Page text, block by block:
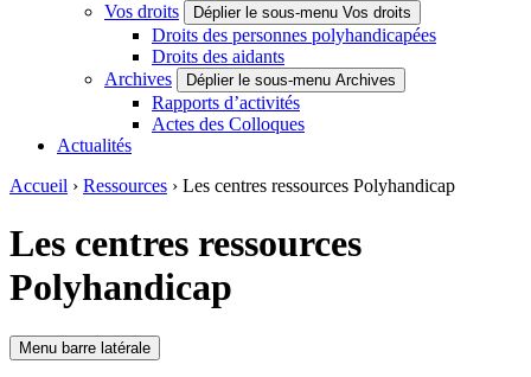
Vos droits
Déplier le sous-menu Vos droits
Droits des personnes polyhandicapées
Droits des aidants
Archives
Déplier le sous-menu Archives
Rapports d’activités
Actes des Colloques
Actualités
Accueil › Ressources › Les centres ressources Polyhandicap
Les centres ressources
Polyhandicap
Menu barre latérale